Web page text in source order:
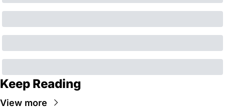
Keep Reading
View more